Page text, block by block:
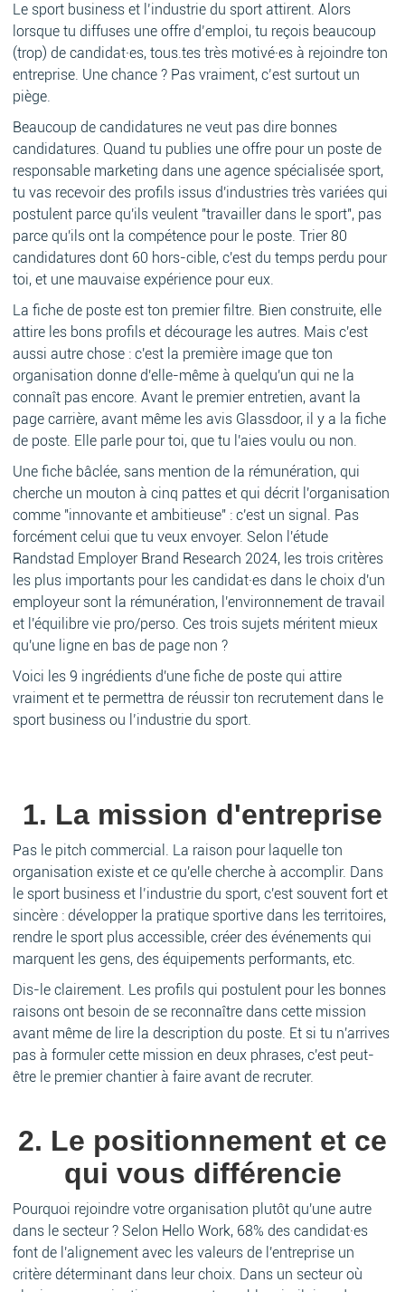
Le sport business et l’industrie du sport attirent. Alors
lorsque tu diffuses une offre d’emploi, tu reçois beaucoup
(trop) de candidat·es, tous.tes très motivé·es à rejoindre ton
entreprise. Une chance ? Pas vraiment, c’est surtout un
piège.
Beaucoup de candidatures ne veut pas dire bonnes
candidatures. Quand tu publies une offre pour un poste de
responsable marketing dans une agence spécialisée sport,
tu vas recevoir des profils issus d'industries très variées qui
postulent parce qu'ils veulent "travailler dans le sport", pas
parce qu'ils ont la compétence pour le poste. Trier 80
candidatures dont 60 hors-cible, c'est du temps perdu pour
toi, et une mauvaise expérience pour eux.
La fiche de poste est ton premier filtre. Bien construite, elle
attire les bons profils et décourage les autres. Mais c'est
aussi autre chose : c'est la première image que ton
organisation donne d'elle-même à quelqu'un qui ne la
connaît pas encore. Avant le premier entretien, avant la
page carrière, avant même les avis Glassdoor, il y a la fiche
de poste. Elle parle pour toi, que tu l'aies voulu ou non.
Une fiche bâclée, sans mention de la rémunération, qui
cherche un mouton à cinq pattes et qui décrit l'organisation
comme "innovante et ambitieuse" : c'est un signal. Pas
forcément celui que tu veux envoyer. Selon l'étude
Randstad Employer Brand Research 2024, les trois critères
les plus importants pour les candidat·es dans le choix d'un
employeur sont la rémunération, l'environnement de travail
et l'équilibre vie pro/perso. Ces trois sujets méritent mieux
qu'une ligne en bas de page non ?
Voici les 9 ingrédients d'une fiche de poste qui attire
vraiment et te permettra de réussir ton recrutement dans le
sport business ou l’industrie du sport.
1. La mission d'entreprise
Pas le pitch commercial. La raison pour laquelle ton
organisation existe et ce qu'elle cherche à accomplir. Dans
le sport business et l’industrie du sport, c'est souvent fort et
sincère : développer la pratique sportive dans les territoires,
rendre le sport plus accessible, créer des événements qui
marquent les gens, des équipements performants, etc.
Dis-le clairement. Les profils qui postulent pour les bonnes
raisons ont besoin de se reconnaître dans cette mission
avant même de lire la description du poste. Et si tu n'arrives
pas à formuler cette mission en deux phrases, c'est peut-
être le premier chantier à faire avant de recruter.
2. Le positionnement et ce
qui vous différencie
Pourquoi rejoindre votre organisation plutôt qu'une autre
dans le secteur ? Selon Hello Work, 68% des candidat·es
font de l'alignement avec les valeurs de l'entreprise un
critère déterminant dans leur choix. Dans un secteur où